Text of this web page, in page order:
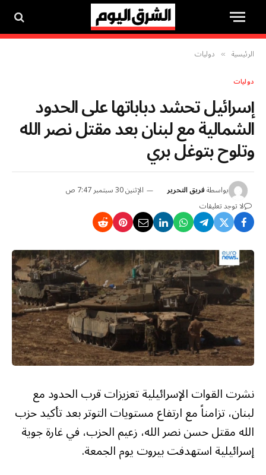
الرئيسية » دوليات
دوليات
إسرائيل تحشد دباباتها على الحدود
الشمالية مع لبنان بعد مقتل نصر الله
وتلوح بتوغل بري
بواسطةفريق التحرير
الإثنين 30 سبتمبر 7:47 ص
لا توجد تعليقات
نشرت القوات الإسرائيلية تعزيزات قرب الحدود مع
لبنان، تزامناً مع ارتفاع مستويات التوتر بعد تأكيد حزب
الله مقتل حسن نصر الله، زعيم الحزب، في غارة جوية
إسرائيلية استهدفت بيروت يوم الجمعة.